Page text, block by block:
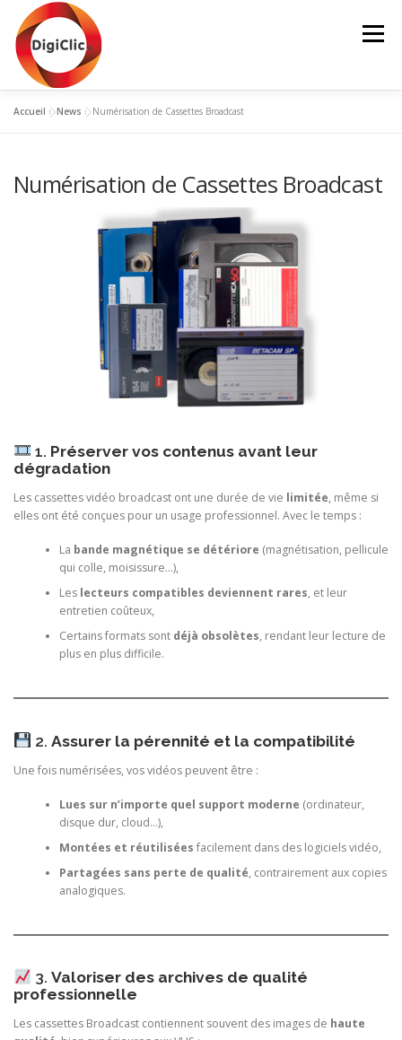
contenu
Menu
MON COMPTE NOS PRODUITS CONTACT
Accueil »News »Numérisation de Cassettes Broadcast
Numérisation de Cassettes Broadcast
1. Préserver vos contenus avant leur
dégradation
Les cassettes vidéo broadcast ont une durée de vie limitée, même si
elles ont été conçues pour un usage professionnel. Avec le temps :
La bande magnétique se détériore (magnétisation, pellicule
qui colle, moisissure…),
Les lecteurs compatibles deviennent rares, et leur
entretien coûteux,
Certains formats sont déjà obsolètes, rendant leur lecture de
plus en plus difficile.
2. Assurer la pérennité et la compatibilité
Une fois numérisées, vos vidéos peuvent être :
Lues sur n’importe quel support moderne (ordinateur,
disque dur, cloud…),
Montées et réutilisées facilement dans des logiciels vidéo,
Partagées sans perte de qualité, contrairement aux copies
analogiques.
3. Valoriser des archives de qualité
professionnelle
Les cassettes Broadcast contiennent souvent des images de haute